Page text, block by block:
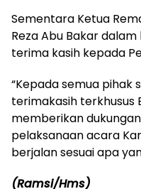
Sementara Ketua
Reza Abu Bakar
terima kasih kepada
“Kepada semua pihak
terimakasih terkhusus
memberikan
pelaksanaan acara
berjalan sesuai apa
(Ramsi/Hms)